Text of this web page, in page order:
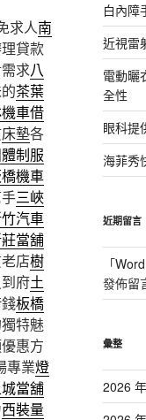
求人南
貸款
求八
茶葉
車借
床墊各
制服
機車
三峽
汽車
當舖
店樹
府土
板橋
特魅
惠方
專業燈
當舖
西裝量
白內障
近視雷
電動曬
全性
眼科提
海菲秀
近期留言
「
發佈留
彙整
2026